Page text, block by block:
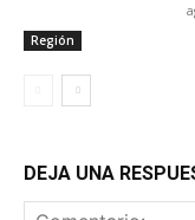
Región
DEJA UNA